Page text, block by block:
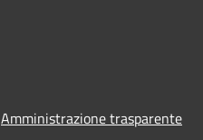
Amministrazione trasparente